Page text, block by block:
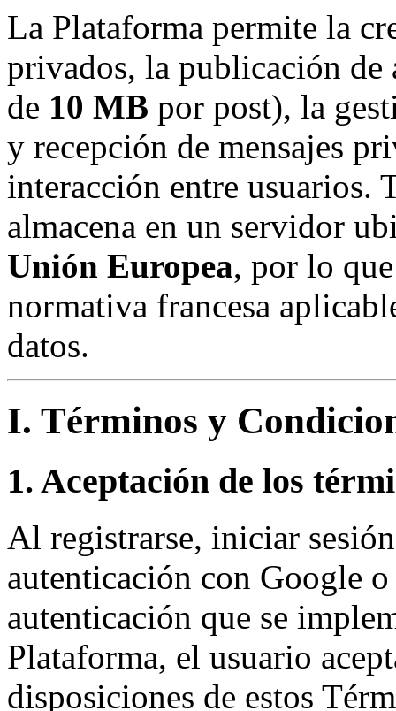
La Plataforma permite la
privados, la publicación
de 10 MB por post), la
y recepción de mensajes
interacción entre usuarios.
almacena en un servidor
Unión Europea, por lo
normativa francesa
datos.
I. Términos y
1. Aceptación de los
Al registrarse, iniciar
autenticación con Google
autenticación que se
Plataforma, el usuario
disposiciones de estos